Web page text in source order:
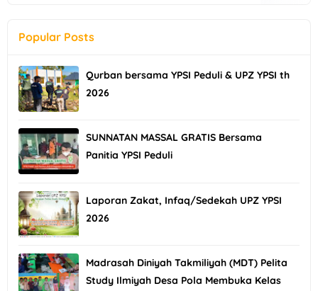
Popular Posts
Qurban bersama YPSI Peduli & UPZ YPSI th
2026
SUNNATAN MASSAL GRATIS Bersama
Panitia YPSI Peduli
Laporan Zakat, Infaq/Sedekah UPZ YPSI
2026
Madrasah Diniyah Takmiliyah (MDT) Pelita
Study Ilmiyah Desa Pola Membuka Kelas